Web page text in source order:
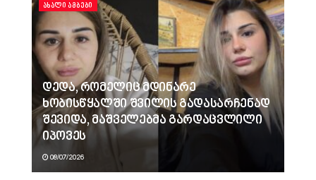
ᲐᲮᲐᲚᲘ ᲐᲛᲑᲔᲑᲘ
დედა, რომელიც მდინარე
ხობისწყალში შვილის გადასარჩენად
შევიდა, მაშველებმა გარდაცვლილი
იპოვეს
08/07/2026